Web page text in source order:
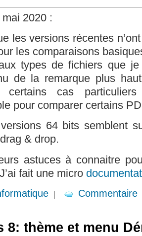
2020 :
les versions récentes
les comparaisons
types de fichiers que
de la remarque plus
certains cas
pour comparer certains
64 bits semblent
& drop.
astuces à connaitre
fait une micro
| Commentaire
8: thème et menu